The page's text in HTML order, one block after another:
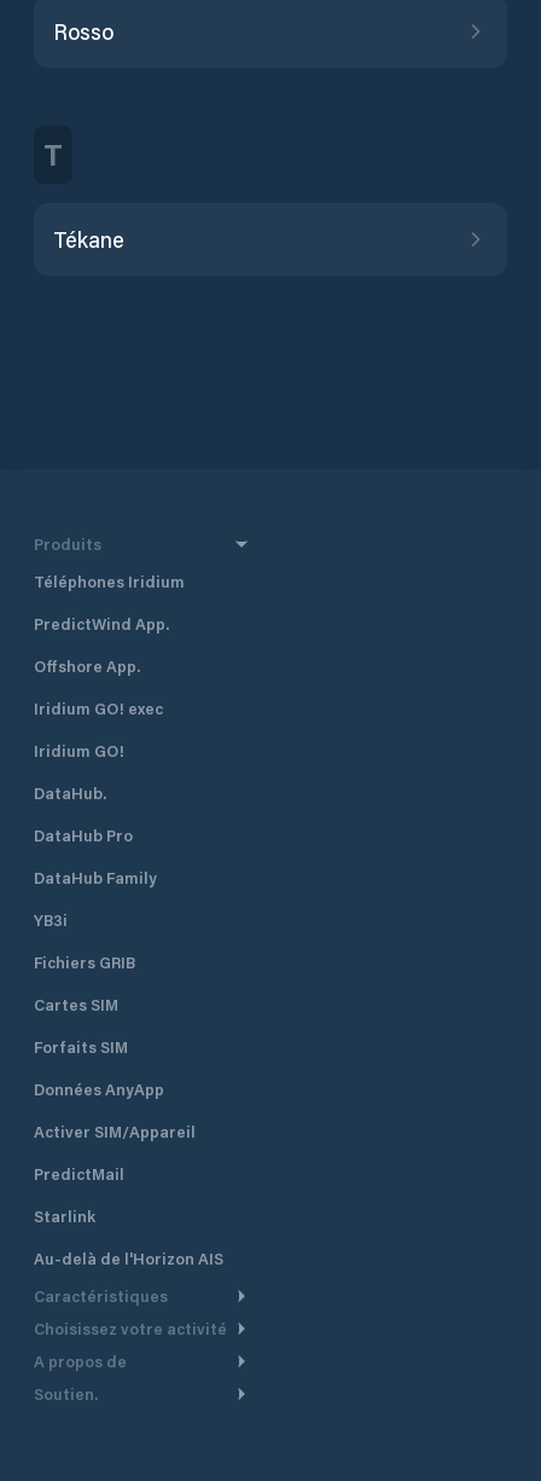
Rosso
T
Tékane
Produits
Téléphones Iridium
PredictWind App.
Offshore App.
Iridium GO! exec
Iridium GO!
DataHub.
DataHub Pro
DataHub Family
YB3i
Fichiers GRIB
Cartes SIM
Forfaits SIM
Données AnyApp
Activer SIM/Appareil
PredictMail
Starlink
Au-delà de l'Horizon AIS
Caractéristiques
Routage Météo
Routage bateau à moteur
Choisissez votre activité
Croisière
A propos de
Aperçu
Soutien.